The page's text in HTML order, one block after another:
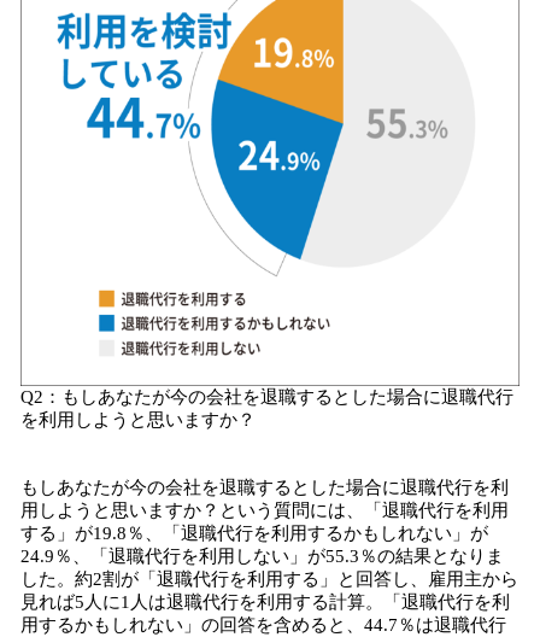
Q2：もしあなたが今の会社を退職するとした場合に退職代行
を利用しようと思いますか？
もしあなたが今の会社を退職するとした場合に退職代行を利
用しようと思いますか？という質問には、「退職代行を利用
する」が19.8％、「退職代行を利用するかもしれない」が
24.9％、「退職代行を利用しない」が55.3％の結果となりま
した。約2割が「退職代行を利用する」と回答し、雇用主から
見れば5人に1人は退職代行を利用する計算。「退職代行を利
用するかもしれない」の回答を含めると、44.7％は退職代行